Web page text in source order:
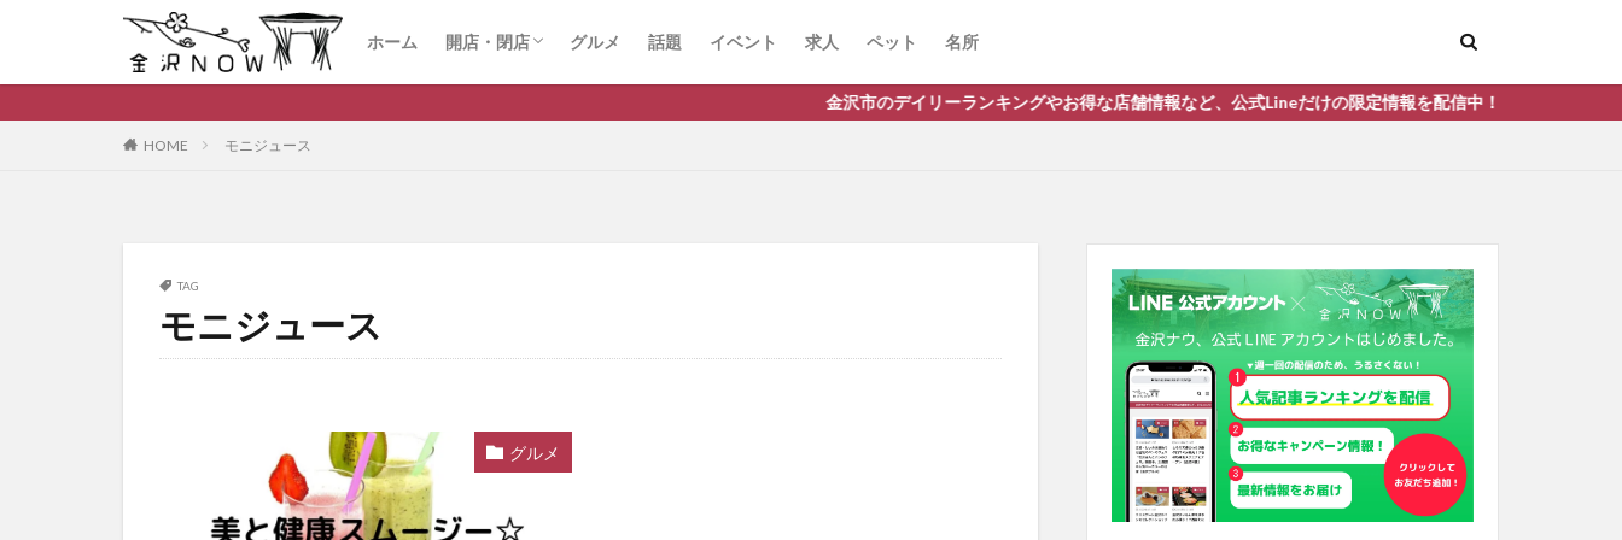
ホーム 開店・閉店 グルメ 話題 イベント 求人 ペット 名所
金沢市のデイリーランキングやお得な店舗情報など、公式Lineだけの限定情報を配信中！
HOME モニジュース
TAG
モニジュース
グルメ